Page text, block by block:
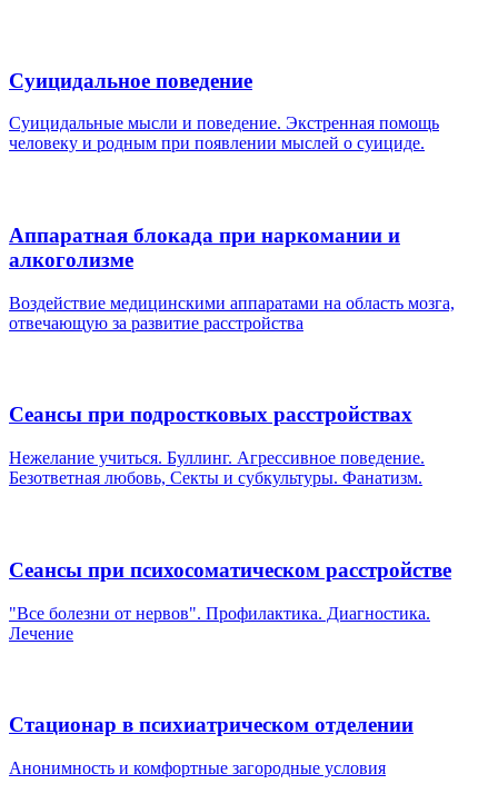
Суицидальное поведение
Суицидальные мысли и поведение. Экстренная помощь
человеку и родным при появлении мыслей о суициде.
Аппаратная блокада при наркомании и
алкоголизме
Воздействие медицинскими аппаратами на область мозга,
отвечающую за развитие расстройства
Сеансы при подростковых расстройствах
Нежелание учиться. Буллинг. Агрессивное поведение.
Безответная любовь, Секты и субкультуры. Фанатизм.
Сеансы при психосоматическом расстройстве
"Все болезни от нервов". Профилактика. Диагностика.
Лечение
Стационар в психиатрическом отделении
Анонимность и комфортные загородные условия